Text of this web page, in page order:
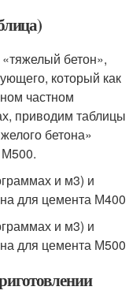
бетон»,
который как
частном
приводим таблицы
бетона»
и м3) и
для цемента М400
и м3) и
для цемента М500